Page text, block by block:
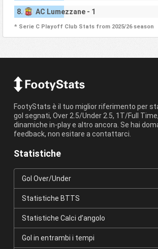
8. AC Lumezzane - 1
* Serie C Playoff Club Stats from 2025/26 season
FootyStats è il tuo miglior riferimento per
gol segnati, Over 2.5/Under 2.5, 1T/Full
dinamiche in-play e altro ancora. Se hai
feedback, non esitare a contattarci.
Statistiche
Gol Over/Under
Statistiche BTTS
Statistiche Calci d’angolo
Gol in entrambi i tempi